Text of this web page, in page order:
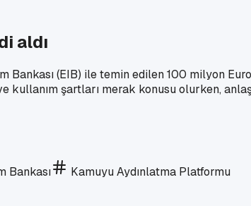
aldı
Bankası (EIB) ile temin edilen 100 milyon
kullanım şartları merak konusu olurken,
Bankası Kamuyu Aydınlatma Platformu